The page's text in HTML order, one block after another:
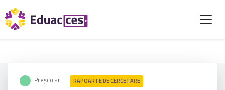
Preșcolari RAPOARTE DE CERCETARE